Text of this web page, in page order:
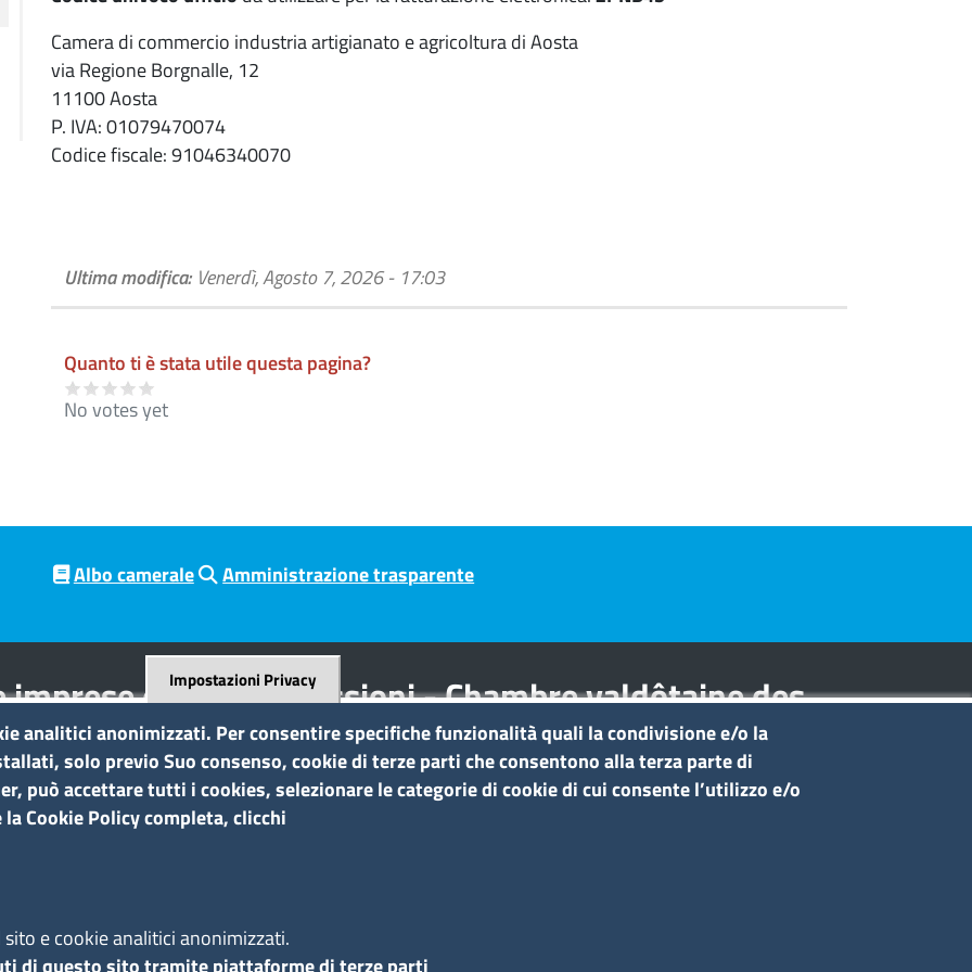
Camera di commercio industria artigianato e agricoltura di Aosta
via Regione Borgnalle, 12
11100 Aosta
P. IVA: 01079470074
Codice fiscale: 91046340070
Ultima modifica: Venerdì, Agosto 7, 2026 - 17:03
Quanto ti è stata utile questa pagina?
No votes yet
Albo camerale Amministrazione trasparente
e delle professioni - Chambre valdôtaine des
libérales
Amministrazione trasparente
Procedimenti
Provvedimenti
Seguici su
Impostazioni Privacy
analitici anonimizzati. Per consentire specifiche funzionalità quali la condivisione e/o la
solo previo Suo consenso, cookie di terze parti che consentono alla terza parte di
può accettare tutti i cookies, selezionare le categorie di cookie di cui consente l’utilizzo e/o
Cookie Policy completa, clicchi
e cookie analitici anonimizzati.